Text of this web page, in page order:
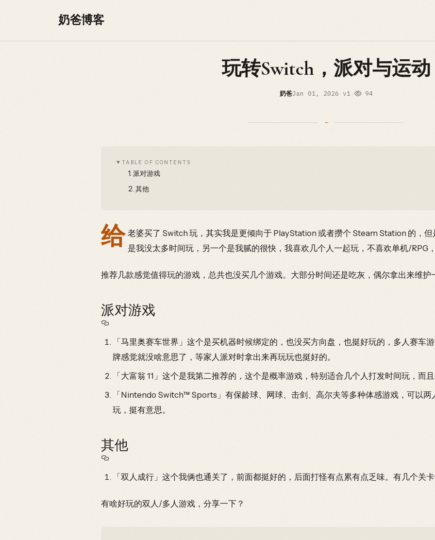
奶爸博客
玩转Switch，派对与运动
奶爸Jan 01, 2026 · v1· 94
TABLE OF CONTENTS
1. 派对游戏
2. 其他
给 老婆买了 Switch 玩，其实我是更倾向于 PlayStation 或者攒个 Steam Station 的，
是我没太多时间玩，另一个是我腻的很快，我喜欢几个人一起玩，不喜欢单机/RPG
推荐几款感觉值得玩的游戏，总共也没买几个游戏。大部分时间还是吃灰，偶尔拿出来维护
派对游戏
「马里奥赛车世界」这个是买机器时候绑定的，也没买方向盘，也挺好玩的，多人赛车
牌感觉就没啥意思了，等家人派对时拿出来再玩玩也挺好的。
「大富翁 11」这个是我第二推荐的，这个是概率游戏，特别适合几个人打发时间玩，而
「Nintendo Switch™ Sports」有保龄球、网球、击剑、高尔夫等多种体感游戏，可以
玩，挺有意思。
其他
「双人成行」这个我俩也通关了，前面都挺好的，后面打怪有点累有点乏味。有几个关
有啥好玩的双人/多人游戏，分享一下？